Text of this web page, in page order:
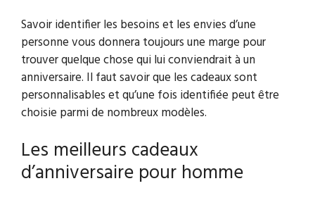
Savoir identifier les besoins et les envies d’une
personne vous donnera toujours une marge pour
trouver quelque chose qui lui conviendrait à un
anniversaire. Il faut savoir que les cadeaux sont
personnalisables et qu’une fois identifiée peut être
choisie parmi de nombreux modèles.
Les meilleurs cadeaux
d’anniversaire pour homme